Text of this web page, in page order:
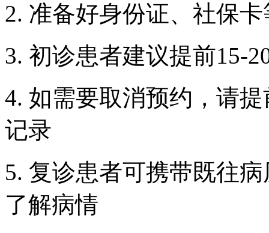
2. 准备好身份证、社保
3. 初诊患者建议提前15-
4. 如需要取消预约，请
记录
5. 复诊患者可携带既往
了解病情